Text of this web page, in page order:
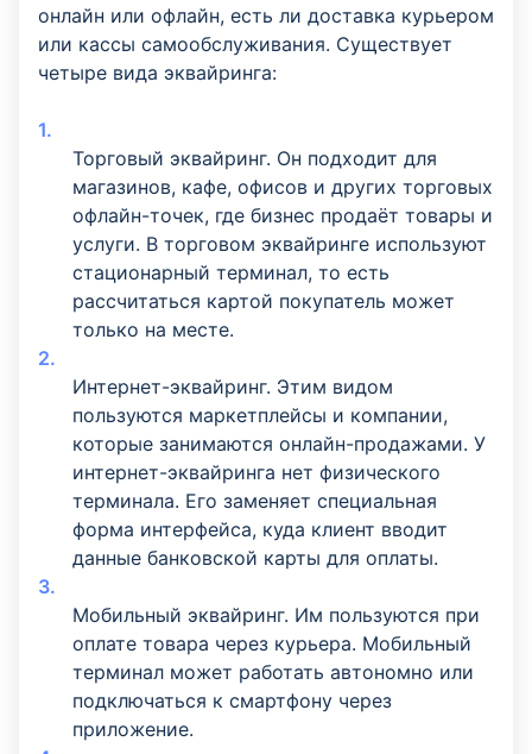
онлайн или офлайн, есть ли доставка курьером
или кассы самообслуживания. Существует
четыре вида эквайринга:
Торговый эквайринг. Он подходит для
магазинов, кафе, офисов и других торговых
офлайн-точек, где бизнес продаёт товары и
услуги. В торговом эквайринге используют
стационарный терминал, то есть
рассчитаться картой покупатель может
только на месте.
Интернет-эквайринг. Этим видом
пользуются маркетплейсы и компании,
которые занимаются онлайн-продажами. У
интернет-эквайринга нет физического
терминала. Его заменяет специальная
форма интерфейса, куда клиент вводит
данные банковской карты для оплаты.
Мобильный эквайринг. Им пользуются при
оплате товара через курьера. Мобильный
терминал может работать автономно или
подключаться к смартфону через
приложение.